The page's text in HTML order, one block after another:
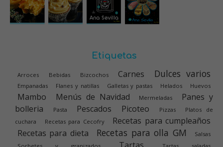
Etiquetas
Arroces Bebidas Bizcochos Carnes Dulces varios
Empanadas Flanes y natillas Galletas y pastas Helados Huevos
Mambo Menús de Navidad Mermeladas
Panes y
bolleria
Pasta Pescados Picoteo Pizzas
Platos de
cuchara
Recetas para Cecofry
Recetas para cumpleaños
Recetas para dieta
Recetas para olla GM
Salsas